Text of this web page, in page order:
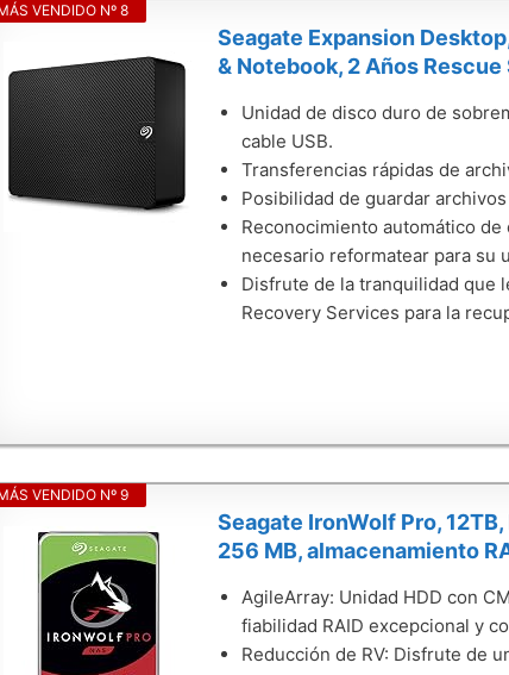
VENDIDO Nº 8
Seagate Expansion
& Notebook, 2 Años
Unidad de disco duro de
cable USB.
Transferencias rápidas de
Posibilidad de guardar
Reconocimiento automático
necesario reformatear para su
Disfrute de la tranquilidad que
Recovery Services para la
VENDIDO Nº 9
Seagate IronWolf Pro,
256 MB, almacenamiento
AgileArray: Unidad HDD con
fiabilidad RAID excepcional y
Reducción de RV: Disfrute de